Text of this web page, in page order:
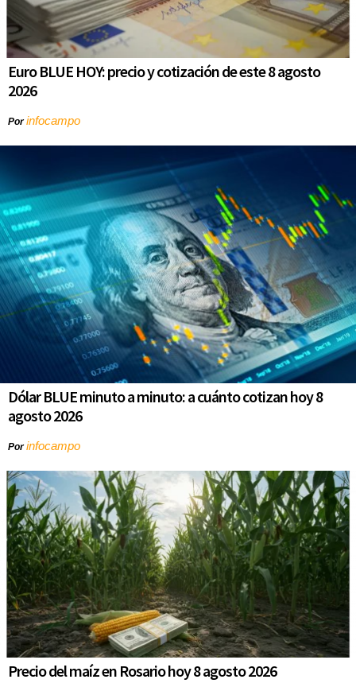
Euro BLUE HOY: precio y cotización de este 8 agosto
2026
Porinfocampo
Dólar BLUE minuto a minuto: a cuánto cotizan hoy 8
agosto 2026
Porinfocampo
Precio del maíz en Rosario hoy 8 agosto 2026